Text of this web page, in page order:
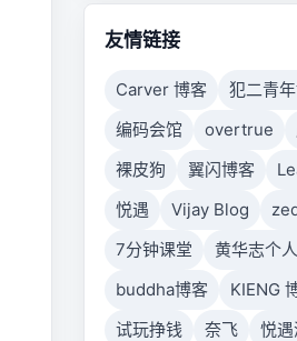
友情链接
Carver 博客
犯二青
编码会馆
overtrue
裸皮狗
翼闪博客
悦遇
Vijay Blog
7分钟课堂
黄华志个
buddha博客
KIENG
试玩挣钱
奈飞
悦